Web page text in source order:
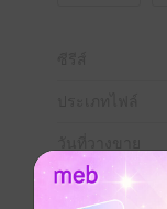
ความยาว